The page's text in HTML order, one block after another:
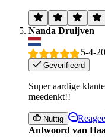
Nanda Druijven
5-4-
Geverifieerd
Super aardige
meedenkt!!
Nuttig
Antwoord van